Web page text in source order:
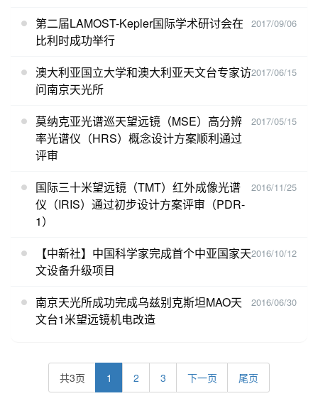
2017/09/06
第二届LAMOST-Kepler国际学术研讨会在
比利时成功举行
2017/06/15
澳大利亚国立大学和澳大利亚天文台专家访
问南京天光所
2017/05/15
莫纳克亚光谱巡天望远镜（MSE）高分辨
率光谱仪（HRS）概念设计方案顺利通过
评审
2016/11/25
国际三十米望远镜（TMT）红外成像光谱
仪（IRIS）通过初步设计方案评审（PDR-
1）
2016/10/12
【中新社】中国科学家完成首个中亚国家天
文设备升级项目
2016/06/30
南京天光所成功完成乌兹别克斯坦MAO天
文台1米望远镜机电改造
共3页 1 2 3 下一页 尾页